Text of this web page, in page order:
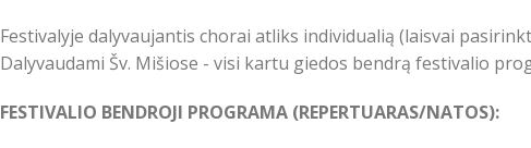
Festivalyje dalyvaujantis chorai atliks individualią (laisvai
Dalyvaudami Šv. Mišiose - visi kartu giedos bendrą festivalio
FESTIVALIO BENDROJI PROGRAMA (REPERTUARAS/NATOS):